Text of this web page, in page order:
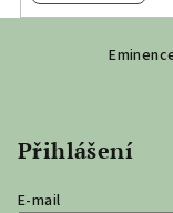
Přihlášení
E-mail